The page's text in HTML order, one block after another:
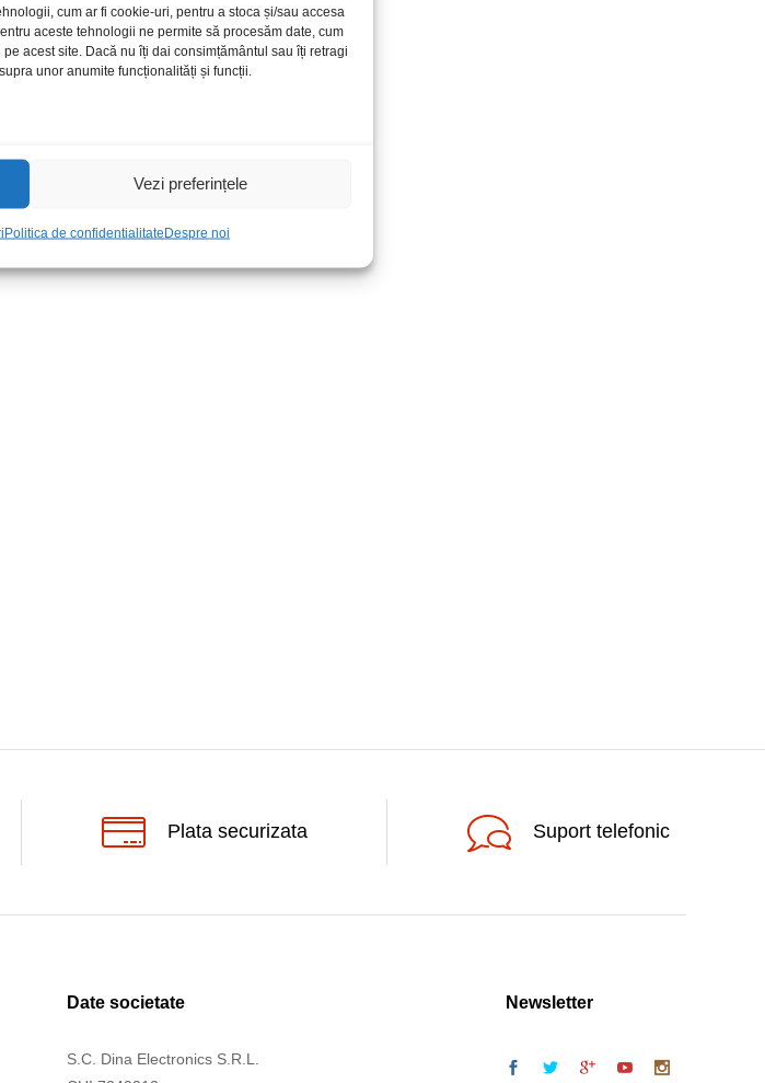
cum ar fi cookie-uri, pentru a stoca și/sau accesa
aceste tehnologii ne permite să procesăm date, cum
acest site. Dacă nu îți dai consimțământul sau îți retragi
unor anumite funcționalități și funcții.
Vezi preferințele
Politica de confidentialitateDespre noi
Plata securizata Suport telefonic
Date societate
S.C. Dina Electronics S.R.L.
Newsletter